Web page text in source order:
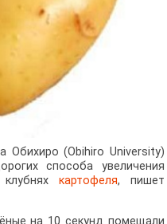
Обихиро (Obihiro University)
способа увеличения
клубняхкартофеля, пишет
на 10 секунд помещали